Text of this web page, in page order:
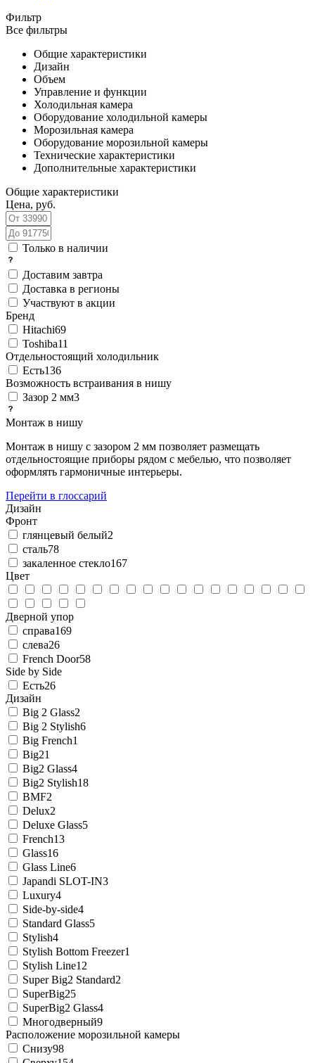
Фильтр
Все фильтры
Общие характеристики
Дизайн
Объем
Управление и функции
Холодильная камера
Оборудование холодильной камеры
Морозильная камера
Оборудование морозильной камеры
Технические характеристики
Дополнительные характеристики
Общие характеристики
Цена, руб.
Только в наличии
Доставим завтра
Доставка в регионы
Участвуют в акции
Бренд
Hitachi69
Toshiba11
Отдельностоящий холодильник
Есть136
Возможность встраивания в нишу
Зазор 2 мм3
Монтаж в нишу
Монтаж в нишу с зазором 2 мм позволяет размещать
отдельностоящие приборы рядом с мебелью, что позволяет
оформлять гармоничные интерьеры.
Перейти в глоссарий
Дизайн
Фронт
глянцевый белый2
сталь78
закаленное стекло167
Цвет
Дверной упор
справа169
слева26
French Door58
Side by Side
Есть26
Дизайн
Big 2 Glass2
Big 2 Stylish6
Big French1
Big21
Big2 Glass4
Big2 Stylish18
BMF2
Delux2
Deluxe Glass5
French13
Glass16
Glass Line6
Japandi SLOT-IN3
Luxury4
Side-by-side4
Standard Glass5
Stylish4
Stylish Bottom Freezer1
Stylish Line12
Super Big2 Standard2
SuperBig25
SuperBig2 Glass4
Многодверный9
Расположение морозильной камеры
Снизу98